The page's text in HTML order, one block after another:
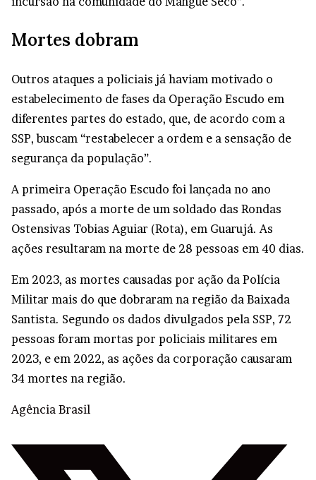
Mortes dobram
Outros ataques a policiais já haviam motivado o
estabelecimento de fases da Operação Escudo em
diferentes partes do estado, que, de acordo com a
SSP, buscam “restabelecer a ordem e a sensação de
segurança da população”.
A primeira Operação Escudo foi lançada no ano
passado, após a morte de um soldado das Rondas
Ostensivas Tobias Aguiar (Rota), em Guarujá. As
ações resultaram na morte de 28 pessoas em 40 dias.
Em 2023, as mortes causadas por ação da Polícia
Militar mais do que dobraram na região da Baixada
Santista. Segundo os dados divulgados pela SSP, 72
pessoas foram mortas por policiais militares em
2023, e em 2022, as ações da corporação causaram
34 mortes na região.
Agência Brasil